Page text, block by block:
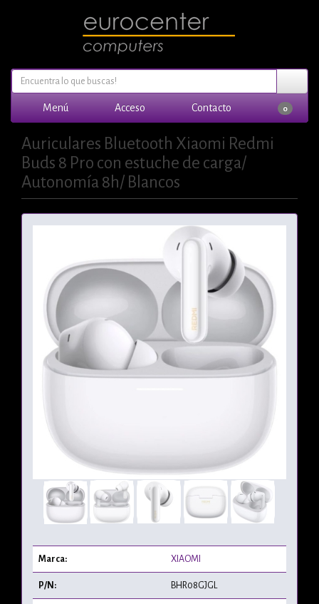
Menú Acceso Contacto 0
Auriculares Bluetooth Xiaomi Redmi
Buds 8 Pro con estuche de carga/
Autonomía 8h/ Blancos
Marca: XIAOMI
P/N: BHR08GJGL